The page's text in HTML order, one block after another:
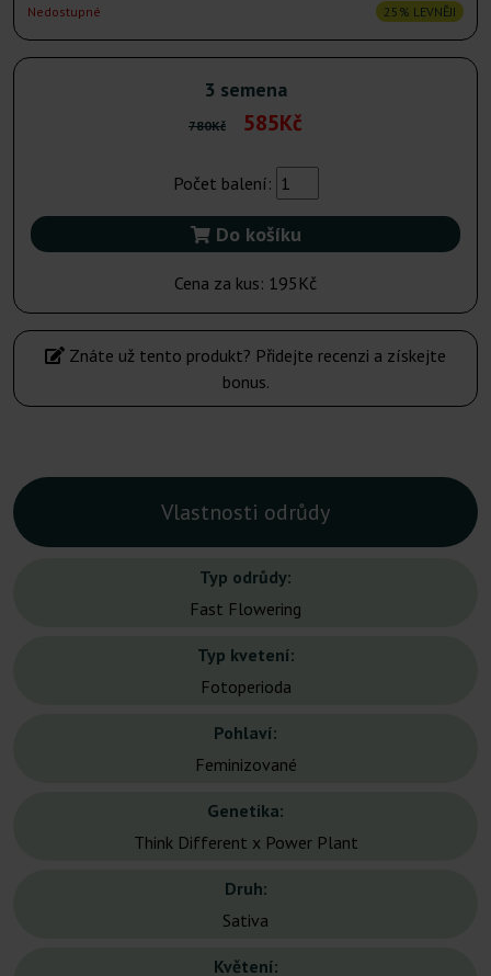
Nedostupné 25% LEVNĚJI
3 semena
780Kč 585Kč
Počet balení:
Do košíku
Cena za kus: 195Kč
Znáte už tento produkt? Přidejte recenzi a získejte
bonus.
Vlastnosti odrůdy
Typ odrůdy:
Fast Flowering
Typ kvetení:
Fotoperioda
Pohlaví:
Feminizované
Genetika:
Think Different x Power Plant
Druh:
Sativa
Květení: